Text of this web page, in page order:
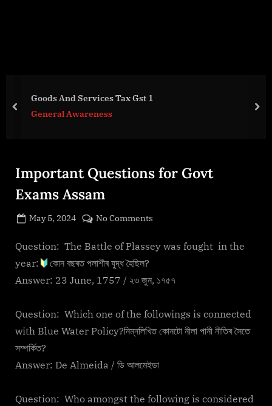
m
Goods And Services Tax Gst 1
General Awareness
prev
Important Questions for Govt
Exams Assam
Posted
May 5, 2024
No Comments
Questions
Exams
Question: The Battle of Plassey was fought in the
year:
কোন বছৰত পলাশীৰ যুদ্ধ হৈছিল?
Answer: 23 June, 1757 / ২৩ জুন, ১৭৫৭
Question: Which one of the followings is connected
with Blue Water Policy?নিম্নলিখিত কোনটো নীলা পানী নীতিৰ সৈতে
সম্পৰ্কিত?
Answer: De Almeida / ডি আলমেইডা
Question: Who amongst the following is considered